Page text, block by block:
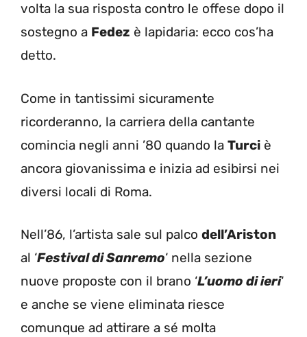
volta la sua risposta contro le offese dopo il
sostegno a Fedez è lapidaria: ecco cos’ha
detto.
Come in tantissimi sicuramente
ricorderanno, la carriera della cantante
comincia negli anni ’80 quando la Turci è
ancora giovanissima e inizia ad esibirsi nei
diversi locali di Roma.
Nell’86, l’artista sale sul palco dell’Ariston
al ‘Festival di Sanremo‘ nella sezione
nuove proposte con il brano ‘L’uomo di ieri‘
e anche se viene eliminata riesce
comunque ad attirare a sé molta